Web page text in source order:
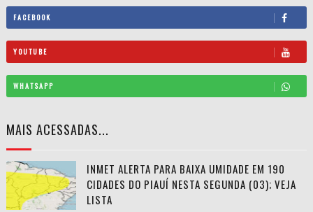
FACEBOOK
YOUTUBE
WHATSAPP
MAIS ACESSADAS...
INMET ALERTA PARA BAIXA UMIDADE EM 190
CIDADES DO PIAUÍ NESTA SEGUNDA (03); VEJA
LISTA